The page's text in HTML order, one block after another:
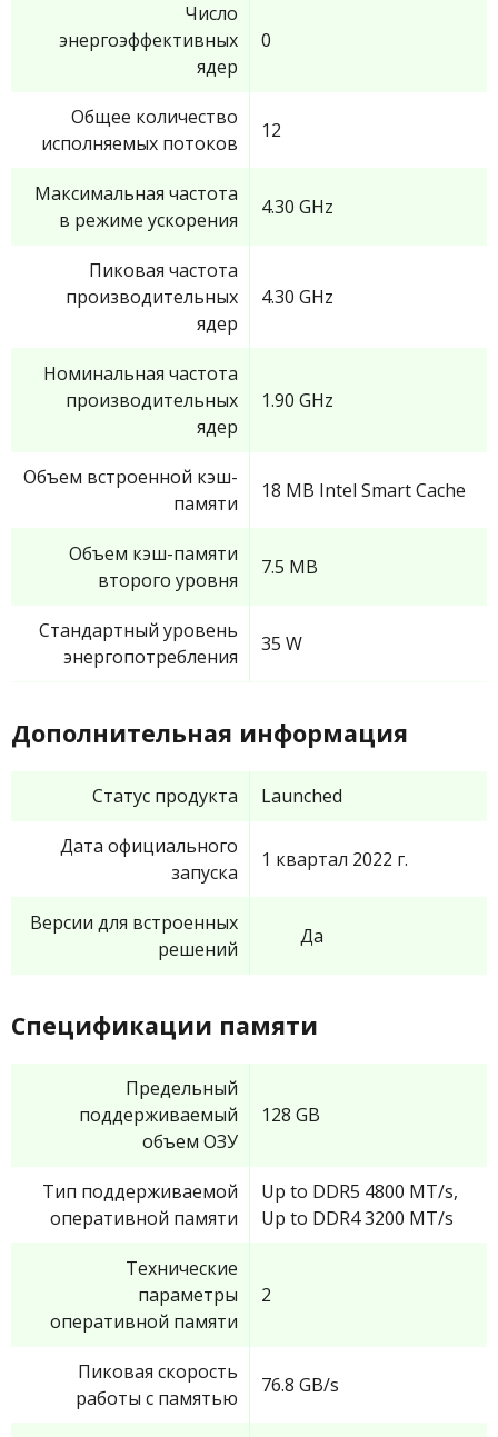
Число
энергоэффективных
ядер
0
Общее количество
исполняемых потоков
12
Максимальная частота
в режиме ускорения
4.30 GHz
Пиковая частота
производительных
ядер
4.30 GHz
Номинальная частота
производительных
ядер
1.90 GHz
Объем встроенной кэш-
памяти
18 MB Intel Smart Cache
Объем кэш-памяти
второго уровня
7.5 MB
Стандартный уровень
энергопотребления
35 W
Дополнительная информация
Статус продукта Launched
Дата официального
запуска
1 квартал 2022 г.
Версии для встроенных
решений
Да
Спецификации памяти
Предельный
поддерживаемый
объем ОЗУ
128 GB
Тип поддерживаемой
оперативной памяти
Up to DDR5 4800 MT/s,
Up to DDR4 3200 MT/s
Технические
параметры
оперативной памяти
2
Пиковая скорость
работы с памятью
76.8 GB/s